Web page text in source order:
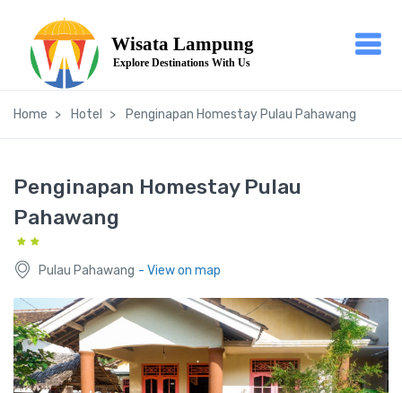
Home Hotel Penginapan Homestay Pulau Pahawang
Penginapan Homestay Pulau
Pahawang
Pulau Pahawang - View on map